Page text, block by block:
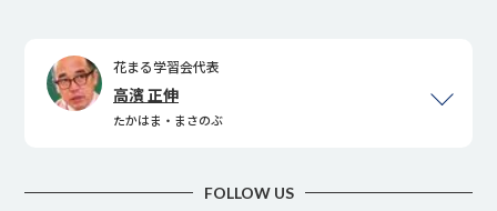
花まる学習会代表
高濱 正伸
たかはま・まさのぶ